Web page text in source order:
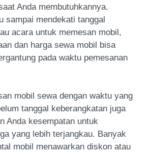
Anda membutuhkannya.
sampai mendekati tanggal
acara untuk memesan mobil,
dan harga sewa mobil bisa
pada waktu pemesanan
mobil sewa dengan waktu yang
tanggal keberangkatan juga
Anda kesempatan untuk
yang lebih terjangkau. Banyak
mobil menawarkan diskon atau